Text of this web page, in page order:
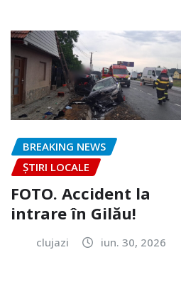
BREAKING NEWS
ȘTIRI LOCALE
FOTO. Accident la
intrare în Gilău!
clujazi iun. 30, 2026